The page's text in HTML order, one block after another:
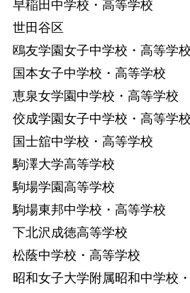
早稲田中学校・高等学校
世田谷区
鴎友学園女子中学校・高等学校
国本女子中学校・高等学校
恵泉女学園中学校・高等学校
佼成学園女子中学校・高等学校
国士舘中学校・高等学校
駒澤大学高等学校
駒場学園高等学校
駒場東邦中学校・高等学校
下北沢成徳高等学校
松蔭中学校・高等学校
昭和女子大学附属昭和中学校